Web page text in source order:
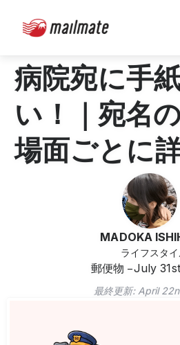
病院宛に手
い！｜宛名
場面ごとに
MADOKA
ライフスタ
郵便物 July
最終更新: April